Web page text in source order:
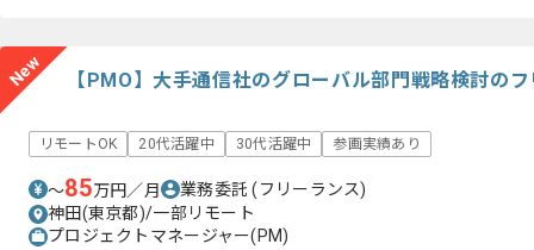
New 【PMO】大手通信社のグローバル部門戦略検討の
リモートOK 20代活躍中 30代活躍中 参画実績あり
〜85万円／月 業務委託(フリーランス)
神田(東京都)/一部リモート
プロジェクトマネージャー(PM)